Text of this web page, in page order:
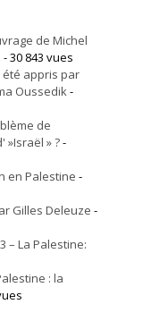
de Michel
- 30 843 vues
été appris par
Oussedik-
de
»Israël » ?-
en Palestine -
Gilles Deleuze -
– La Palestine:
: la